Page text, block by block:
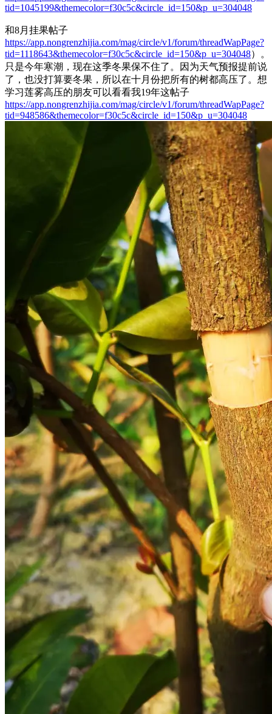
tid=1045199&themecolor=f30c5c&circle_id=150&p_u=304048
和8月挂果帖子
https://app.nongrenzhijia.com/mag/circle/v1/forum/threadWapPage?
tid=1118643&themecolor=f30c5c&circle_id=150&p_u=304048）。
只是今年寒潮，现在这季冬果保不住了。因为天气预报提前说
了，也没打算要冬果，所以在十月份把所有的树都高压了。想
学习莲雾高压的朋友可以看看我19年这帖子
https://app.nongrenzhijia.com/mag/circle/v1/forum/threadWapPage?
tid=948586&themecolor=f30c5c&circle_id=150&p_u=304048